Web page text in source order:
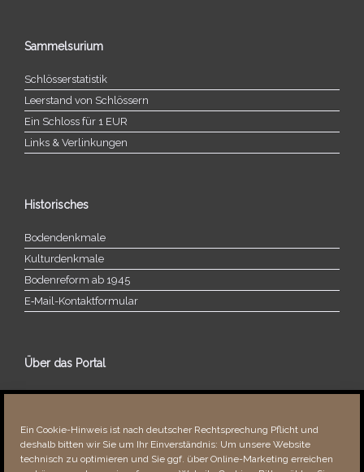
Ein Cookie-Hinweis ist nach deutscher Rechtsprechung Pflicht und
deshalb bitten wir Sie um Ihr Einverständnis: Um unsere Website
technisch zu optimieren und Sie ggf. über Online-Marketing erreichen
Sammelsurium
Schlösserstatistik
Leerstand von Schlössern
Ein Schloss für 1 EUR
Links & Verlinkungen
Historisches
Bodendenkmale
Kulturdenkmale
Bodenreform ab 1945
E‑Mail-​​Kontaktformular
Über das Portal
Über dieses Portal
Fehler bemerkt?